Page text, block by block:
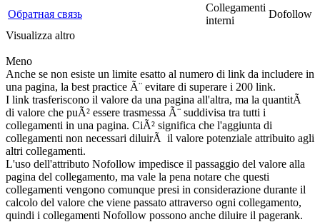
Обратная связь
Collegamenti
interni
Dofollow
Visualizza altro
Meno
Anche se non esiste un limite esatto al numero di link da includere in
una pagina, la best practice Ã¨ evitare di superare i 200 link.
I link trasferiscono il valore da una pagina all'altra, ma la quantitÃ
di valore che puÃ² essere trasmessa Ã¨ suddivisa tra tutti i
collegamenti in una pagina. CiÃ² significa che l'aggiunta di
collegamenti non necessari diluirÃ il valore potenziale attribuito agli
altri collegamenti.
L'uso dell'attributo Nofollow impedisce il passaggio del valore alla
pagina del collegamento, ma vale la pena notare che questi
collegamenti vengono comunque presi in considerazione durante il
calcolo del valore che viene passato attraverso ogni collegamento,
quindi i collegamenti Nofollow possono anche diluire il pagerank.